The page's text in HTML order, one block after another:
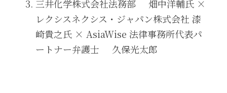
三井化学株式会社法務部     畑中洋輔氏 ×
レクシスネクシス・ジャパン株式会社 漆
崎貴之氏 × AsiaWise 法律事務所代表パ
ートナー弁護士     久保光太郎